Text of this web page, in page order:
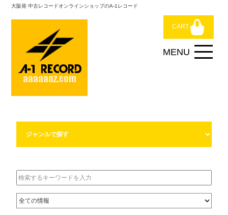
大阪発 中古レコードオンラインショップのA-1レコード
CART